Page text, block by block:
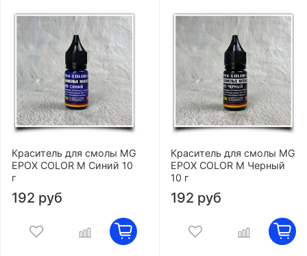
Краситель для смолы MG
EPOX COLOR M Синий 10
г
192 руб
Краситель для смолы MG
EPOX COLOR M Черный
10 г
192 руб